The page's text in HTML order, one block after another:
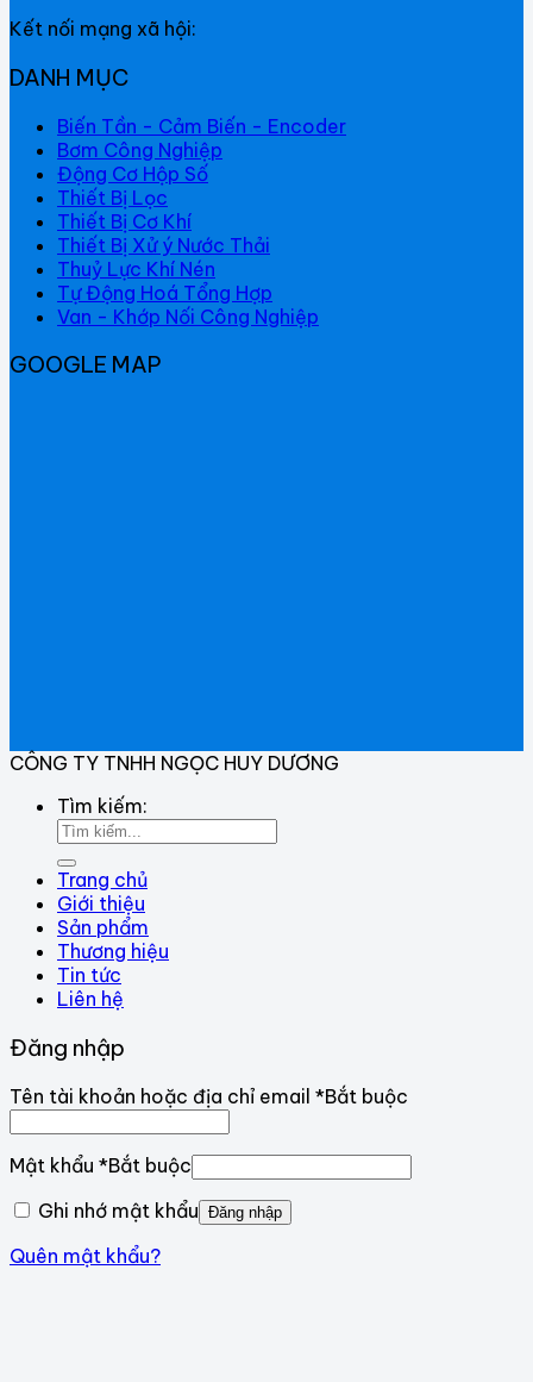
Kết nối mạng xã hội:
DANH MỤC
Biến Tần - Cảm Biến - Encoder
Bơm Công Nghiệp
Động Cơ Hộp Số
Thiết Bị Lọc
Thiết Bị Cơ Khí
Thiết Bị Xử ý Nước Thải
Thuỷ Lực Khí Nén
Tự Động Hoá Tổng Hợp
Van - Khớp Nối Công Nghiệp
GOOGLE MAP
CÔNG TY TNHH NGỌC HUY DƯƠNG
Tìm kiếm:
Trang chủ
Giới thiệu
Sản phẩm
Thương hiệu
Tin tức
Liên hệ
Đăng nhập
Tên tài khoản hoặc địa chỉ email *Bắt buộc
Mật khẩu *Bắt buộc
Ghi nhớ mật khẩu Đăng nhập
Quên mật khẩu?